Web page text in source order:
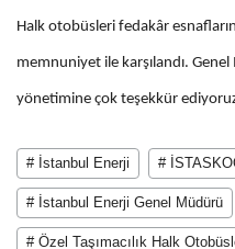
Halk otobüsleri fedakâr
memnuniyet ile karşılandı. Genel
yönetimine çok teşekkür
# İstanbul Enerji #
# İstanbul Enerji Genel Müdürü
# Özel Taşımacılık Halk